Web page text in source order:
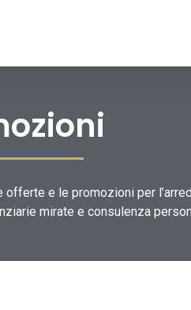
offerte e le promozioni per
mirate e consulenza